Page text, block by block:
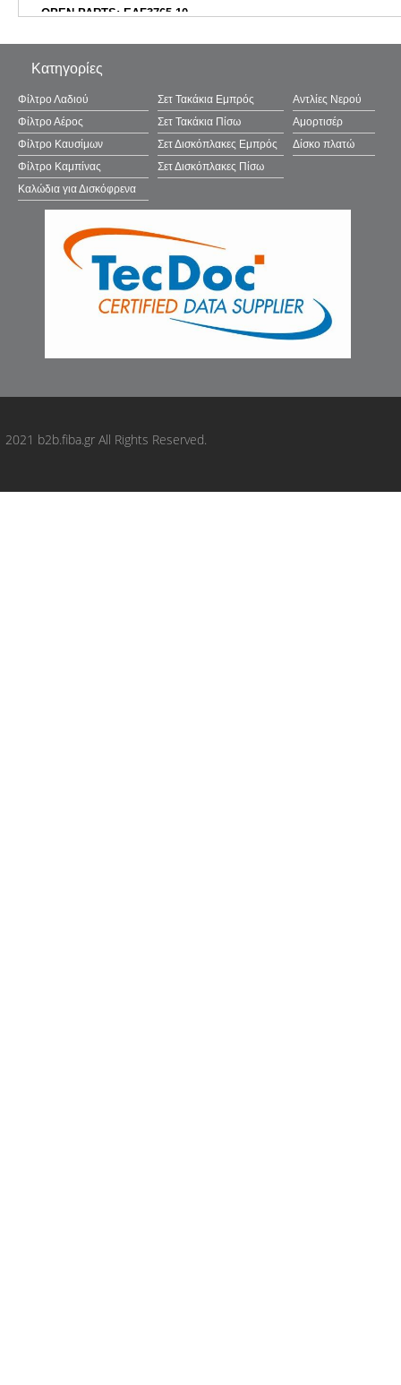
OPEN PARTS: EAF3765.10
UFI: 30.E86.00
WIX FILTERS: WA3007
Κατηγορίες
Φίλτρο Λαδιού Σετ Τακάκια Εμπρός
Αντλίες Νερού
Φίλτρο Αέρος
Σετ Τακάκια Πίσω
Αμορτισέρ
Φίλτρο Καυσίμων
Σετ Δισκόπλακες Εμπρός
Δίσκο πλατώ
Φίλτρο Καμπίνας
Σετ Δισκόπλακες Πίσω
Καλώδια για Δισκόφρενα
2021 b2b.fiba.gr All Rights Reserved.